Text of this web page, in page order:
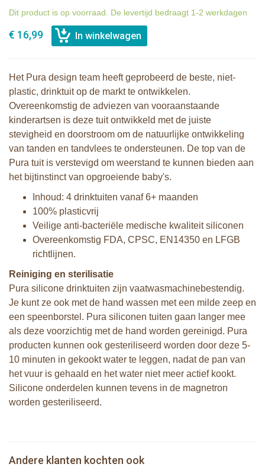
Dit product is op voorraad. De levertijd bedraagt 1-2 werkdagen
€ 16,99
Het Pura design team heeft geprobeerd de beste, niet-
plastic, drinktuit op de markt te ontwikkelen.
Overeenkomstig de adviezen van vooraanstaande
kinderartsen is deze tuit ontwikkeld met de juiste
stevigheid en doorstroom om de natuurlijke ontwikkeling
van tanden en tandvlees te ondersteunen. De top van de
Pura tuit is verstevigd om weerstand te kunnen bieden aan
het bijtinstinct van opgroeiende baby's.
Inhoud: 4 drinktuiten vanaf 6+ maanden
100% plasticvrij
Veilige anti-bacteriële medische kwaliteit siliconen
Overeenkomstig FDA, CPSC, EN14350 en LFGB
richtlijnen.
Reiniging en sterilisatie
Pura silicone drinktuiten zijn vaatwasmachinebestendig.
Je kunt ze ook met de hand wassen met een milde zeep en
een speenborstel. Pura siliconen tuiten gaan langer mee
als deze voorzichtig met de hand worden gereinigd. Pura
producten kunnen ook gesteriliseerd worden door deze 5-
10 minuten in gekookt water te leggen, nadat de pan van
het vuur is gehaald en het water niet meer actief kookt.
Silicone onderdelen kunnen tevens in de magnetron
worden gesteriliseerd.
Andere klanten kochten ook
€ 8,99
Sophie de giraf activiteitenspiraal